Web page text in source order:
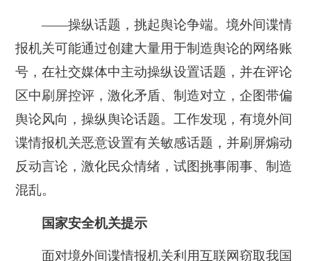
——操纵话题，挑起舆论争端。境外间谍情
报机关可能通过创建大量用于制造舆论的网络账
号，在社交媒体中主动操纵设置话题，并在评论
区中刷屏控评，激化矛盾、制造对立，企图带偏
舆论风向，操纵舆论话题。工作发现，有境外间
谍情报机关恶意设置有关敏感话题，并刷屏煽动
反动言论，激化民众情绪，试图挑事闹事、制造
混乱。
国家安全机关提示
面对境外间谍情报机关利用互联网窃取我国